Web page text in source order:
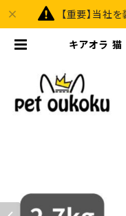
【重要】当社
キアオラ